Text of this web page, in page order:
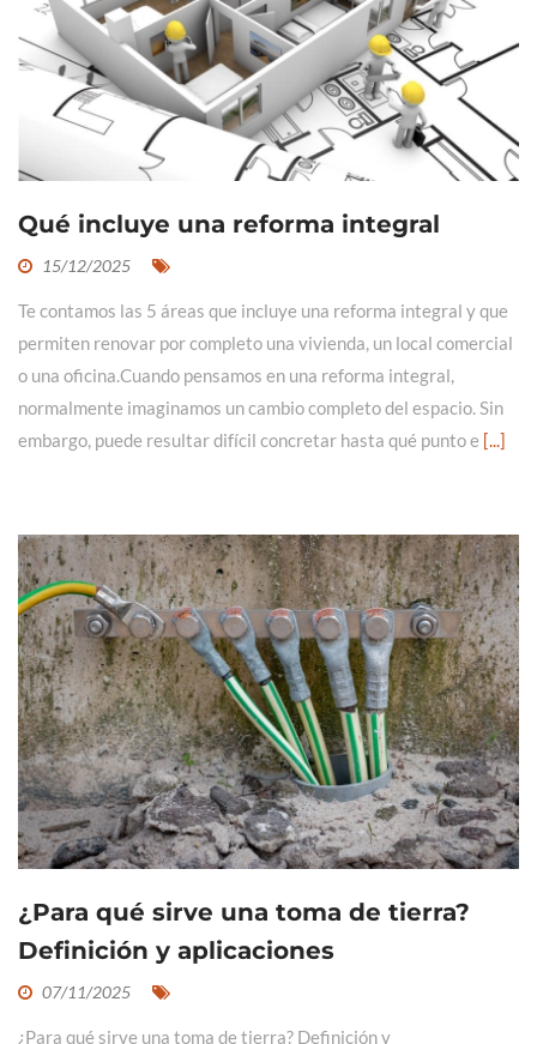
Qué incluye una reforma integral
15/12/2025
Te contamos las 5 áreas que incluye una reforma integral y que
permiten renovar por completo una vivienda, un local comercial
o una oficina.Cuando pensamos en una reforma integral,
normalmente imaginamos un cambio completo del espacio. Sin
embargo, puede resultar difícil concretar hasta qué punto e [...]
¿Para qué sirve una toma de tierra?
Definición y aplicaciones
07/11/2025
¿Para qué sirve una toma de tierra? Definición y